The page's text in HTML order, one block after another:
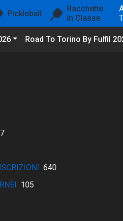
Pickleball
Racchette
In Classe
Road To Torino By Fulfil
640
105